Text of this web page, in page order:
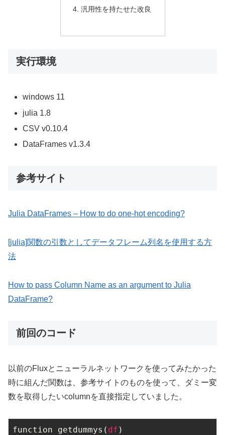
汎用性を持たせた改良
実行環境
windows 11
julia 1.8
CSV v0.10.4
DataFrames v1.3.4
参考サイト
Julia DataFrames – How to do one-hot encoding?
[julia]関数の引数としてデータフレーム列名を使用する方
法
How to pass Column Name as an argument to Julia
DataFrame?
前回のコード
以前のFluxとニューラルネットワークを使ってみたかった
時に組んだ関数は、参考サイトのものを使って、ダミー変
数を取得したいcolumnを直接指定していました。
function getdummys( df )